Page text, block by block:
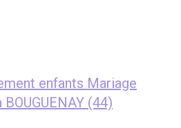
enfants Mariage
(44)